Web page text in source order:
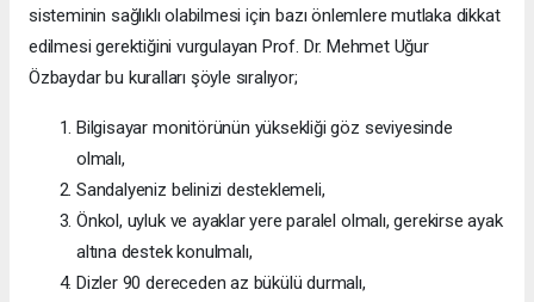
sisteminin sağlıklı olabilmesi için bazı önlemlere mutlaka dikkat
edilmesi gerektiğini vurgulayan Prof. Dr. Mehmet Uğur
Özbaydar bu kuralları şöyle sıralıyor;
Bilgisayar monitörünün yüksekliği göz seviyesinde
olmalı,
Sandalyeniz belinizi desteklemeli,
Önkol, uyluk ve ayaklar yere paralel olmalı, gerekirse ayak
altına destek konulmalı,
Dizler 90 dereceden az bükülü durmalı,